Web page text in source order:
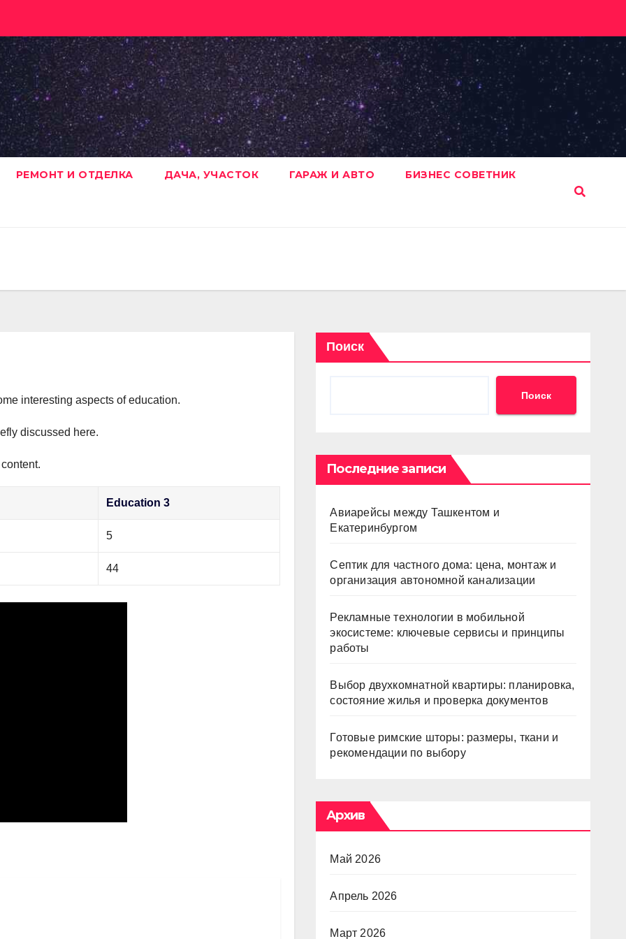
РЕМОНТ И ОТДЕЛКА ДАЧА, УЧАСТОК ГАРАЖ И АВТО БИЗНЕС СОВЕТНИК
interesting aspects of education.
discussed here.
Education 3
5
44
Поиск
Поиск
Последние записи
Авиарейсы между Ташкентом и
Екатеринбургом
Септик для частного дома: цена, монтаж и
организация автономной канализации
Рекламные технологии в мобильной
экосистеме: ключевые сервисы и принципы
работы
Выбор двухкомнатной квартиры: планировка,
состояние жилья и проверка документов
Готовые римские шторы: размеры, ткани и
рекомендации по выбору
Архив
Май 2026
Апрель 2026
Март 2026